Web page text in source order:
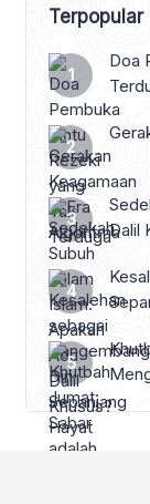
Terpopular
Doa
Dalil